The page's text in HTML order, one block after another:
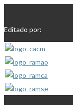
Editado por: